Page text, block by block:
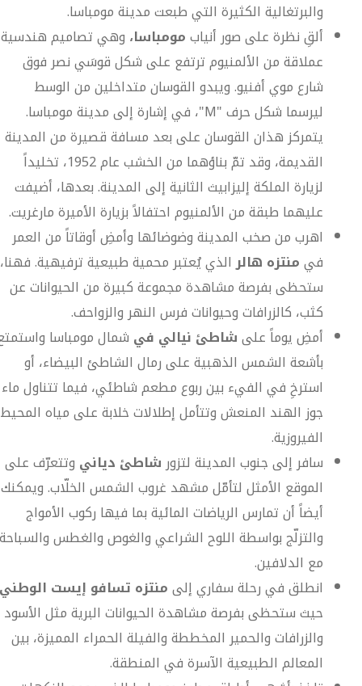
والبرتغالية الكثيرة التي طبعت مدينة مومباسا.
ألقِ نظرة على صور أنيابمومباسا، وهي تصاميم هندسية
عملاقة من الألمنيوم ترتفع على شكل قوسَي نصر فوق
شارع موي أفنيو. ويبدو القوسان متداخلين من الوسط
ليرسما شكل حرف "M"، في إشارة إلى مدينة مومباسا.
يتمركز هذان القوسان على بعد مسافة قصيرة من المدينة
القديمة، وقد تمّ بناؤهما من الخشب عام 1952، تخليداً
لزيارة الملكة إليزابيث الثانية إلى المدينة. بعدها، أضيفت
عليهما طبقة من الألمنيوم احتفالاً بزيارة الأميرة مارغريت.
اهرب من صخب المدينة وضوضائها وأمضِ أوقاتاً من العمر
فيمنتزه هالرالذي يُعتبر محمية طبيعية ترفيهية. فهنا،
ستحظى بفرصة مشاهدة مجموعة كبيرة من الحيوانات عن
كثب، كالزرافات وحيوانات فرس النهر والزواحف.
أمضِ يوماً علىشاطئ نيالي في شمال مومباسا
بأشعة الشمس الذهبية على رمال الشاطئ البيضاء، أو
استرخِ في الفيء بين ربوع مطعم شاطئي، فيما تتناول ماء
جوز الهند المنعش وتتأمل إطلالات خلابة على مياه المحيط
الفيروزية.
سافر إلى جنوب المدينة لتزور شاطئ دياني وتتعرّف على
الموقع الأمثل لتأمّل مشهد غروب الشمس الخلّاب. ويمكنك
أيضاً أن تمارس الرياضات المائية بما فيها ركوب الأمواج
والتزلّج بواسطة اللوح الشراعي والغوص والغطس والسباحة
مع الدلافين.
انطلق في رحلة سفاري إلىمنتزه تسافو إيست
حيث ستحظى بفرصة مشاهدة الحيوانات البرية مثل الأسود
والزرافات والحمير المخططة والفيلة الحمراء المميزة، بين
المعالم الطبيعية الآسرة في المنطقة.